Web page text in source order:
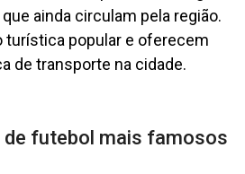
que ainda circulam pela região.
turística popular e oferecem
de transporte na cidade.
de futebol mais famosos